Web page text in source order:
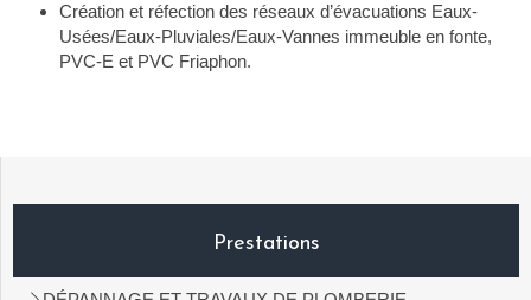
Création et réfection des réseaux d’évacuations Eaux-
Usées/Eaux-Pluviales/Eaux-Vannes immeuble en fonte,
PVC-E et PVC Friaphon.
Prestations